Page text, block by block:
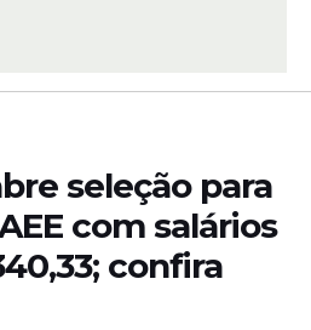
seleção para
com salários
confira